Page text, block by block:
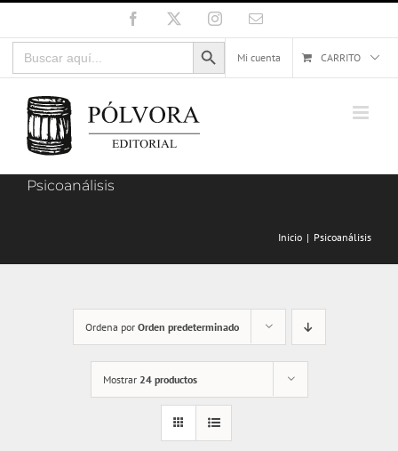
al
contenido
Facebook InstagramCorreo
Buscar:
Botón de búsqueda
Mi cuenta
CARRITO
Psicoanálisis
Inicio Psicoanálisis
Ordena por Orden predeterminado
Mostrar 24 productos